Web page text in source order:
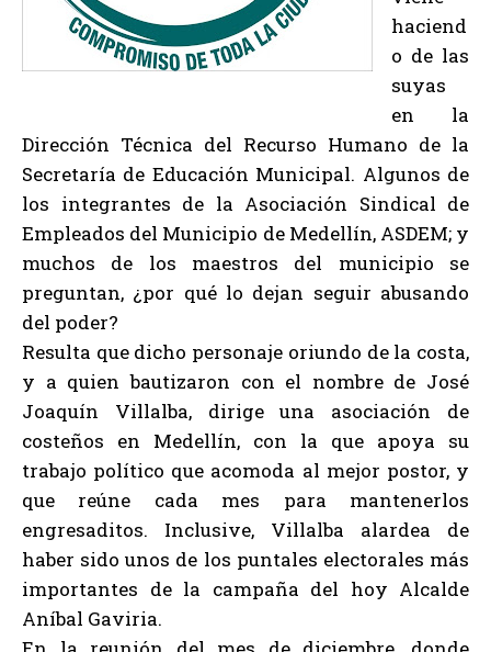
haciend
o de las
suyas
en la
Dirección Técnica del Recurso Humano de la
Secretaría de Educación Municipal. Algunos de
los integrantes de la Asociación Sindical de
Empleados del Municipio de Medellín, ASDEM; y
muchos de los maestros del municipio se
preguntan, ¿por qué lo dejan seguir abusando
del poder?
Resulta que dicho personaje oriundo de la costa,
y a quien bautizaron con el nombre de José
Joaquín Villalba, dirige una asociación de
costeños en Medellín, con la que apoya su
trabajo político que acomoda al mejor postor, y
que reúne cada mes para mantenerlos
engresaditos. Inclusive, Villalba alardea de
haber sido unos de los puntales electorales más
importantes de la campaña del hoy Alcalde
Aníbal Gaviria.